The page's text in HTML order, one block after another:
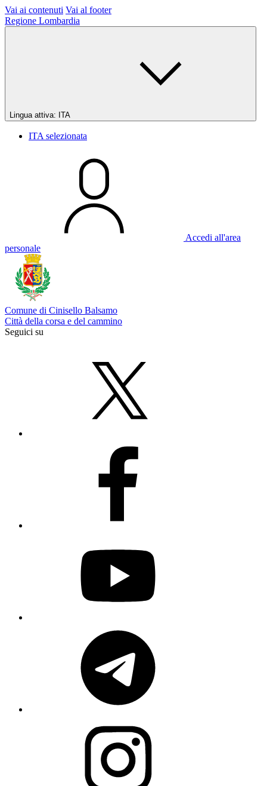
Vai ai contenuti Vai al footer
Regione Lombardia
Lingua attiva: ITA
ITA selezionata
Accedi all'area
personale
Comune di Cinisello Balsamo
Città della corsa e del cammino
Seguici su